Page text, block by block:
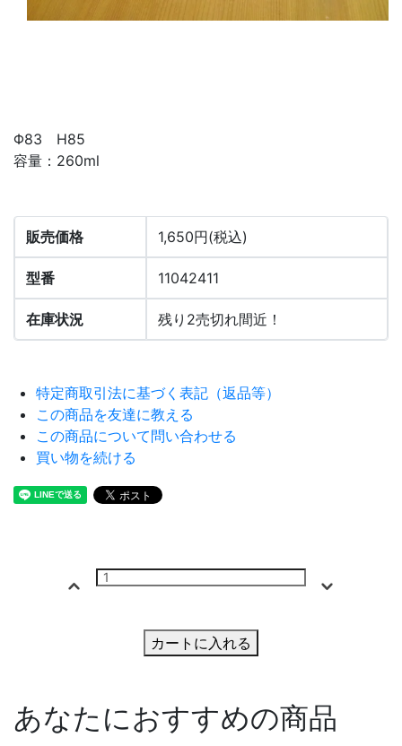
Φ83 H85
容量：260ml
販売価格 1,650円(税込)
型番 11042411
在庫状況 残り2売切れ間近！
特定商取引法に基づく表記（返品等）
この商品を友達に教える
この商品について問い合わせる
買い物を続ける
カートに入れる
あなたにおすすめの商品